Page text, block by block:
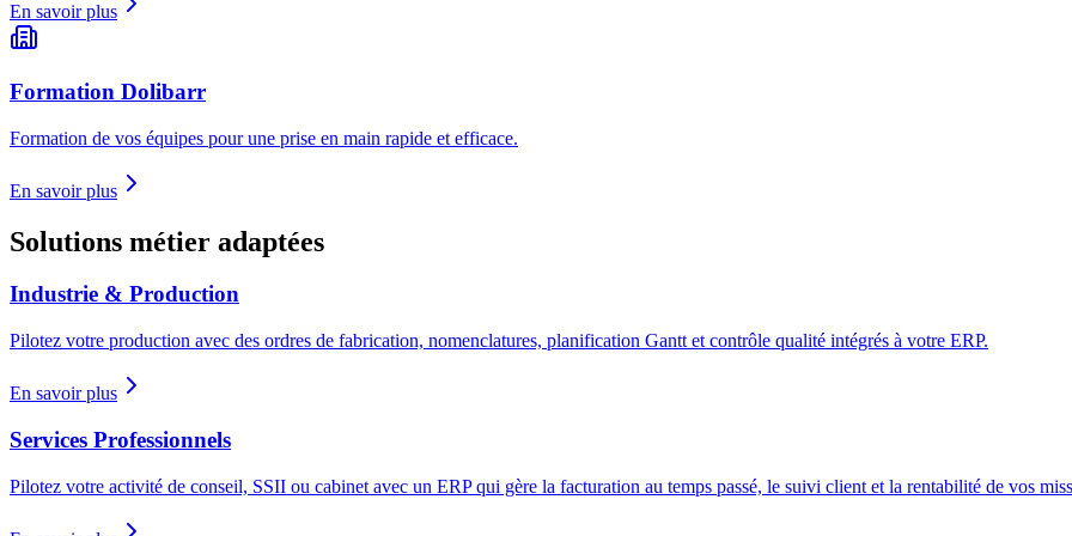
En savoir plus
Formation Dolibarr
Formation de vos équipes pour une prise en main rapide et efficace.
En savoir plus
Solutions métier adaptées
Industrie & Production
Pilotez votre production avec des ordres de fabrication, nomenclatures, planification Gantt et contrôle qualité intégrés à votre ERP.
En savoir plus
Services Professionnels
Pilotez votre activité de conseil, SSII ou cabinet avec un ERP qui gère la facturation au temps passé, le suivi client et la rentabilité de vos